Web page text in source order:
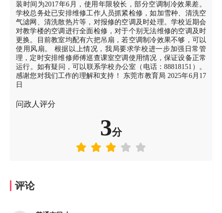
装时间为2017年6月，使用年限较长，部分空调制冷效果差。
学校总务处已安排维修工作人员抓紧检修，如加雪种、清洗空
气滤网、清洗散热片等，对报修的空调及时处理。学校近期会
对教学楼的空调进行全面检修，对于个别无法维修的空调及时
更换。目前教室均配有六把吊扇，若空调制冷效果不够，可以
使用风扇。 根据以上情况，我局要求学校进一步加强日常管
理，定时安排维修师傅巡查课室空调使用情况，保证设备正常
运行。如有疑问，可以联系学校办公室（电话：88818151）。
感谢您对我们工作的理解和支持！ 东莞市教育局 2025年6月17
日
问政人评分
3分
评论